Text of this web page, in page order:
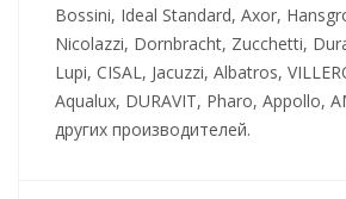
Bossini, Ideal Standard, Axor,
Nicolazzi, Dornbracht, Zucchetti,
Lupi, CISAL, Jacuzzi, Albatros,
Aqualux, DURAVIT, Pharo, Appollo,
других производителей.